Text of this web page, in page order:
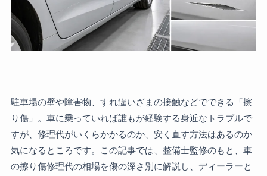
駐車場の壁や障害物、すれ違いざまの接触などでできる「擦
り傷」。車に乗っていれば誰もが経験する身近なトラブルで
すが、修理代がいくらかかるのか、安く直す方法はあるのか
気になるところです。この記事では、整備士監修のもと、車
の擦り傷修理代の相場を傷の深さ別に解説し、ディーラーと